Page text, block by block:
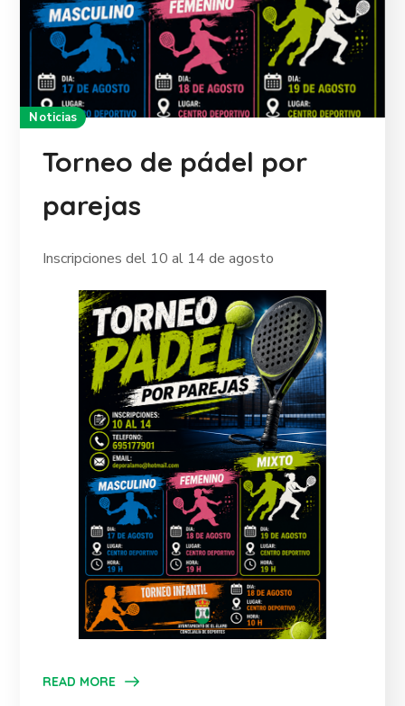
Noticias
Torneo de pádel por
parejas
Inscripciones del 10 al 14 de agosto
READ MORE